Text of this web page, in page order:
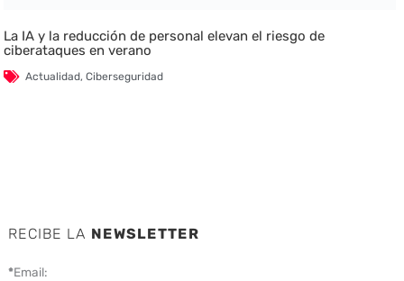
La IA y la reducción de personal elevan el riesgo de
ciberataques en verano
Actualidad,Ciberseguridad
RECIBE LA NEWSLETTER
*Email: